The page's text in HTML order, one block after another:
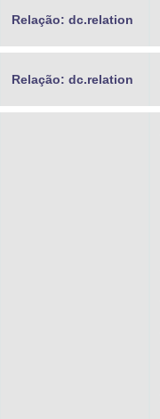
Relação: dc.relation
Relação: dc.relation